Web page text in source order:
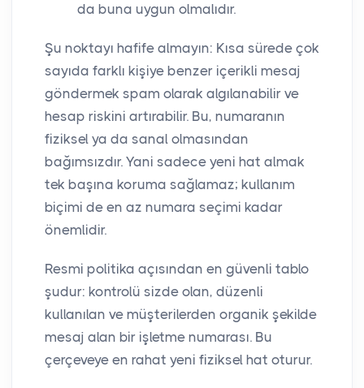
da buna uygun olmalıdır.
Şu noktayı hafife almayın: Kısa sürede çok
sayıda farklı kişiye benzer içerikli mesaj
göndermek spam olarak algılanabilir ve
hesap riskini artırabilir. Bu, numaranın
fiziksel ya da sanal olmasından
bağımsızdır. Yani sadece yeni hat almak
tek başına koruma sağlamaz; kullanım
biçimi de en az numara seçimi kadar
önemlidir.
Resmi politika açısından en güvenli tablo
şudur: kontrolü sizde olan, düzenli
kullanılan ve müşterilerden organik şekilde
mesaj alan bir işletme numarası. Bu
çerçeveye en rahat yeni fiziksel hat oturur.